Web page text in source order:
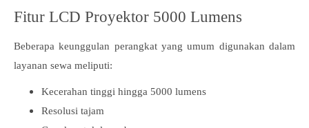
Fitur LCD Proyektor 5000 Lumens
Beberapa keunggulan perangkat yang umum digunakan dalam
layanan sewa meliputi:
Kecerahan tinggi hingga 5000 lumens
Resolusi tajam